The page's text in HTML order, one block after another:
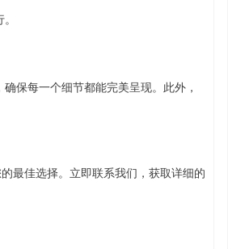
保每一个细节都能完美呈现。此外，
最佳选择。立即联系我们，获取详细的